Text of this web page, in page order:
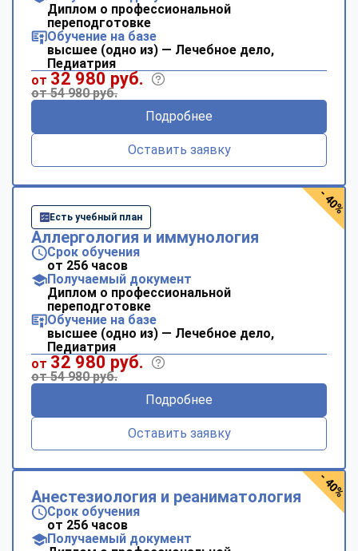
Диплом о профессиональной
переподготовке
Обучение на базе
высшее (одно из) — Лечебное дело,
Педиатрия
от 32 980 руб.
от 54 980 руб.
Подробнее
Оставить заявку
Есть учебный план
Аллергология и иммунология
Срок обучения
от 256 часов
Получаемый документ
Диплом о профессиональной
переподготовке
Обучение на базе
высшее (одно из) — Лечебное дело,
Педиатрия
от 32 980 руб.
от 54 980 руб.
Подробнее
Оставить заявку
- 40%
Анестезиология и реаниматология
Срок обучения
от 256 часов
Получаемый документ
- 40%